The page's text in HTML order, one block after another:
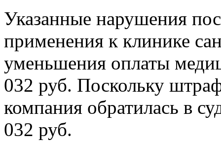
Указанные нарушения
применения к клинике
уменьшения оплаты
032 руб. Поскольку
компания обратилась в
032 руб.